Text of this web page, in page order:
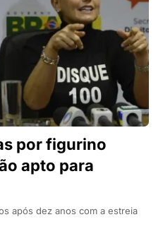
por figurino
apto para
após dez anos com a estreia